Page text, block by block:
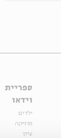
ספריית
וידאו
ילדים
מוזיקה
עיון